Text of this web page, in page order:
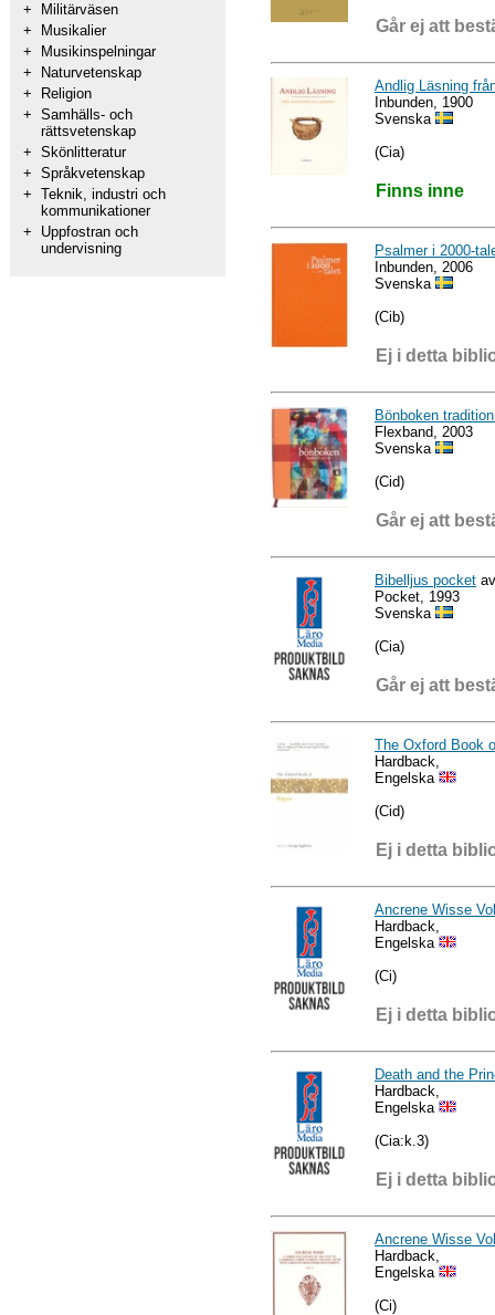
+
Militärväsen
+
Musikalier
+
Musikinspelningar
+
Naturvetenskap
+
Religion
+ Samhälls- och
rättsvetenskap
+ Skönlitteratur
+ Språkvetenskap
+ Teknik, industri och
kommunikationer
+
Uppfostran och
undervisning
Går ej att
Andlig Läsning
Inbunden, 1900
Svenska
(Cia)
Finns inne
Psalmer i 2000-
Inbunden, 2006
Svenska
(Cib)
Ej i detta
Bönboken
Flexband, 2003
Svenska
(Cid)
Går ej att
Bibelljus pocket
Pocket, 1993
Svenska
(Cia)
Går ej att
The Oxford Book
Hardback,
Engelska
(Cid)
Ej i detta
Ancrene Wisse
Hardback,
Engelska
(Ci)
Ej i detta
Death and the
Hardback,
Engelska
(Cia:k.3)
Ej i detta
Ancrene Wisse
Hardback,
Engelska
(Ci)